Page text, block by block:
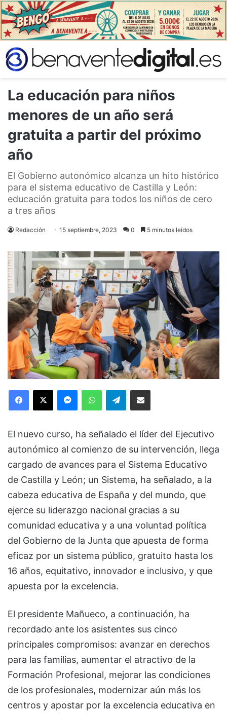
La educación para niños
menores de un año será
gratuita a partir del próximo
año
El Gobierno autonómico alcanza un hito histórico
para el sistema educativo de Castilla y León:
educación gratuita para todos los niños de cero
a tres años
Redacción 15 septiembre, 2023 0 5 minutos leídos
Facebook
X MessengerWhatsAppTelegramCompartir via Email
El nuevo curso, ha señalado el líder del Ejecutivo
autonómico al comienzo de su intervención, llega
cargado de avances para el Sistema Educativo
de Castilla y León; un Sistema, ha señalado, a la
cabeza educativa de España y del mundo, que
ejerce su liderazgo nacional gracias a su
comunidad educativa y a una voluntad política
del Gobierno de la Junta que apuesta de forma
eficaz por un sistema público, gratuito hasta los
16 años, equitativo, innovador e inclusivo, y que
apuesta por la excelencia.
El presidente Mañueco, a continuación, ha
recordado ante los asistentes sus cinco
principales compromisos: avanzar en derechos
para las familias, aumentar el atractivo de la
Formación Profesional, mejorar las condiciones
de los profesionales, modernizar aún más los
centros y apostar por la excelencia educativa en